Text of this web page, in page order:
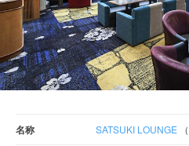
名称 SATSUKI LOUNGE （